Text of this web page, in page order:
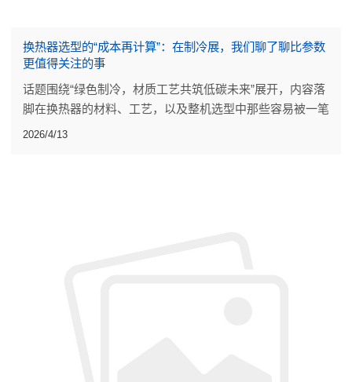
换热器选型的“成本再计算”：在制冷展，我们聊了聊比参数
更值得关注的事
话题围绕“绿色制冷，材质工艺共筑低碳未来”展开，内容落
脚在换热器的材料、工艺，以及整机选型中那些容易被一笔
带过的细节。
2026/4/13